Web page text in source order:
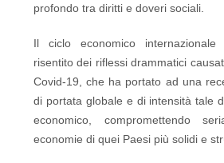
profondo tra diritti e doveri sociali.
Il ciclo economico internazionale
risentito dei riflessi drammatici
Covid-19, che ha portato ad una
di portata globale e di intensità tale
economico, compromettendo
economie di quei Paesi più solidi e